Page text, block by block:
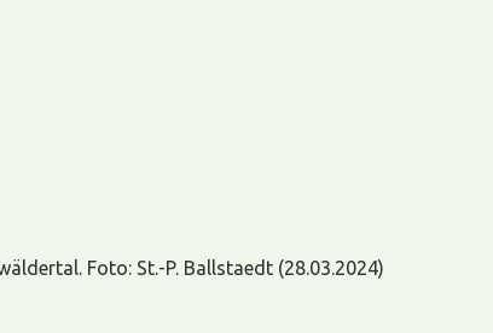
Foto: St.-P. Ballstaedt (28.03.2024)